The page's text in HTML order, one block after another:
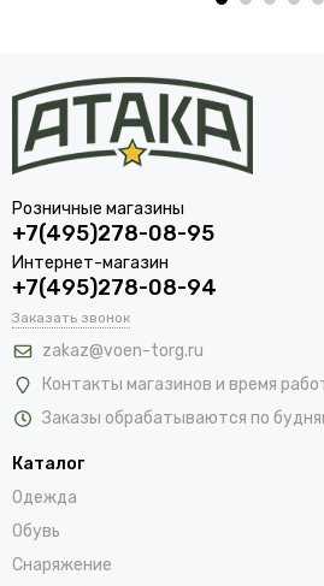
Розничные магазины
+7(495)278-08-95
Интернет-магазин
+7(495)278-08-94
Заказать звонок
zakaz@voen-torg.ru
Контакты магазинов и время
Заказы обрабатываются по
Каталог
Одежда
Обувь
Снаряжение